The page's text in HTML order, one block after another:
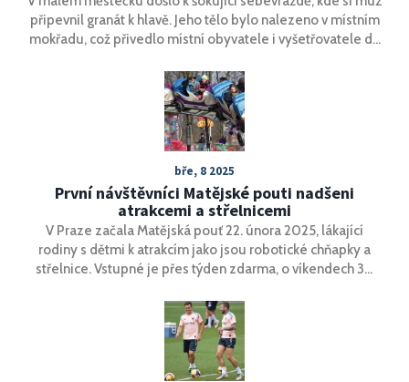
připevnil granát k hlavě. Jeho tělo bylo nalezeno v místním
mokřadu, což přivedlo místní obyvatele i vyšetřovatele do
bře, 8 2025
První návštěvníci Matějské pouti nadšeni
atrakcemi a střelnicemi
V Praze začala Matějská pouť 22. února 2025, lákající
rodiny s dětmi k atrakcím jako jsou robotické chňapky a
střelnice. Vstupné je přes týden zdarma, o víkendech 30
dráha Cyklon slaví návrat po sedmi letech. Stánky nabízejí
tradiční pochoutky a 17. března se koná speciální den pro
děti z dětských domovů.